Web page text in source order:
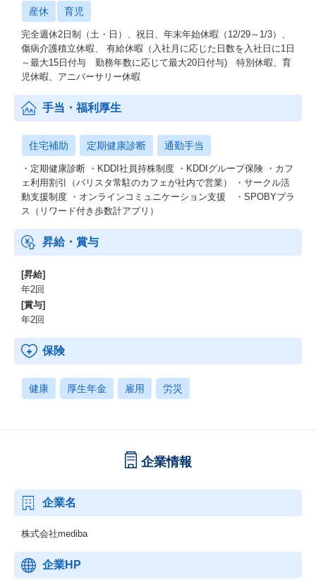
産休 育児
完全週休2日制（土・日）、祝日、年末年始休暇（12/29～1/3）、
傷病介護積立休暇、 有給休暇（入社月に応じた日数を入社日に1日
～最大15日付与 勤務年数に応じて最大20日付与) 特別休暇、育
児休暇、アニバーサリー休暇
手当・福利厚生
住宅補助 定期健康診断 通勤手当
・定期健康診断 ・KDDI社員持株制度 ・KDDIグループ保険 ・カフ
ェ利用割引（バリスタ常駐のカフェが社内で営業） ・サークル活
動支援制度 ・オンラインコミュニケーション支援 ・SPOBYプラ
ス（リワード付き歩数計アプリ）
昇給・賞与
[昇給]
年2回
[賞与]
年2回
保険
健康 厚生年金 雇用 労災
企業情報
企業名
株式会社mediba
企業HP